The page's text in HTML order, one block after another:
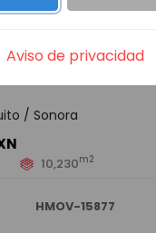
/ Sonora
10,230m2
HMOV-15877
Aviso de privacidad